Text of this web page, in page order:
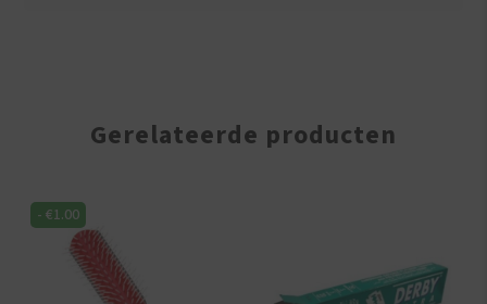
Gerelateerde producten
-€1.00